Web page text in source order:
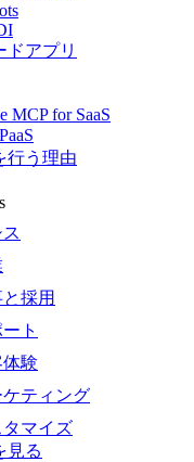
ドアプリ
MCP for SaaS
行う理由
と採用
ト
験
ケティング
タマイズ
見る